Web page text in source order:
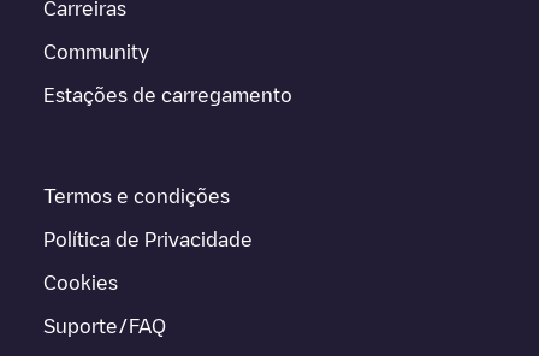
Carreiras
Community
Estações de carregamento
Termos e condições
Política de Privacidade
Cookies
Suporte/FAQ